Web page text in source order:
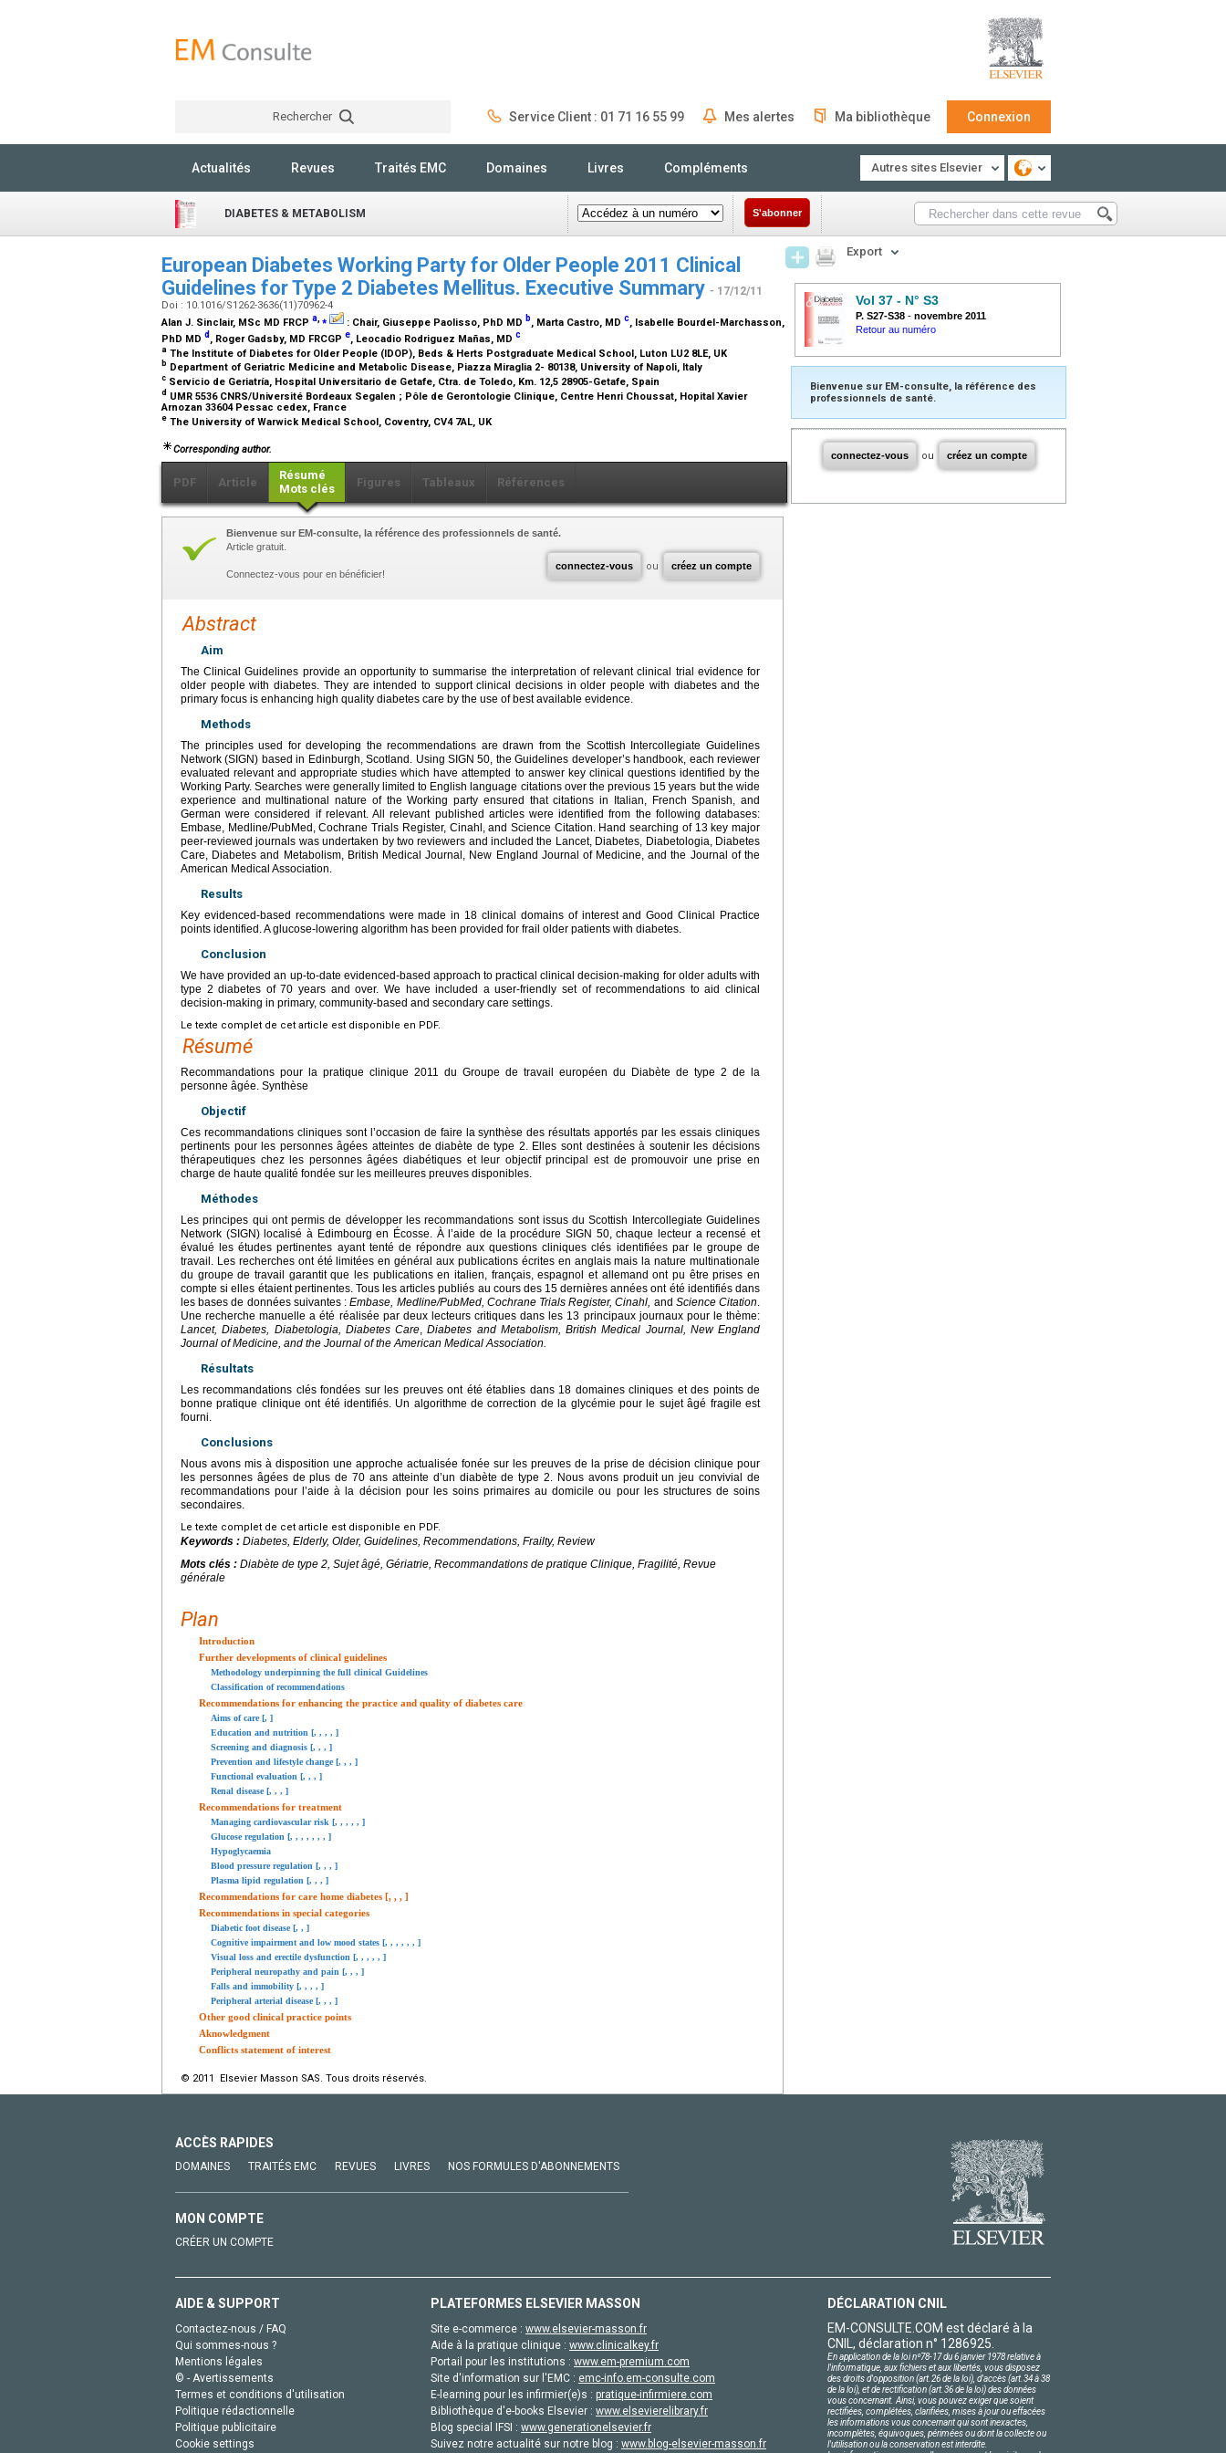
Rechercher Service Client : 01 71 16 55 99 Mes alertes Ma bibliothèque Connexion
Actualités Revues Traités EMC Domaines Livres Compléments Autres sites Elsevier
DIABETES & METABOLISM S'abonner
European Diabetes Working Party for Older People 2011 Clinical
Guidelines for Type 2 Diabetes Mellitus. Executive Summary - 17/12/11
Doi : 10.1016/S1262-3636(11)70962-4
Alan J. Sinclair, MSc MD FRCP a,⁎ : Chair, Giuseppe Paolisso, PhD MD b, Marta Castro, MD c, Isabelle Bourdel-Marchasson,
PhD MD d , Roger Gadsby, MD FRCGP e, Leocadio Rodriguez Mañas, MD c
a The Institute of Diabetes for Older People (IDOP), Beds & Herts Postgraduate Medical School, Luton LU2 8LE, UK
b Department of Geriatric Medicine and Metabolic Disease, Piazza Miraglia 2- 80138, University of Napoli, Italy
c Servicio de Geriatría, Hospital Universitario de Getafe, Ctra. de Toledo, Km. 12,5 28905-Getafe, Spain
d UMR 5536 CNRS/Université Bordeaux Segalen ; Pôle de Gerontologie Clinique, Centre Henri Choussat, Hopital Xavier
Arnozan 33604 Pessac cedex, France
e The University of Warwick Medical School, Coventry, CV4 7AL, UK
Corresponding author.
PDF Article
Résumé
Mots clés
Figures Tableaux Références
connectez-vous ou créez un compte
Bienvenue sur EM-consulte, la référence des professionnels de santé.
Article gratuit.
Connectez-vous pour en bénéficier!
Abstract
Aim
The Clinical Guidelines provide an opportunity to summarise the interpretation of relevant clinical trial evidence for
older people with diabetes. They are intended to support clinical decisions in older people with diabetes and the
primary focus is enhancing high quality diabetes care by the use of best available evidence.
Methods
The principles used for developing the recommendations are drawn from the Scottish Intercollegiate Guidelines
Network (SIGN) based in Edinburgh, Scotland. Using SIGN 50, the Guidelines developer’s handbook, each reviewer
evaluated relevant and appropriate studies which have attempted to answer key clinical questions identified by the
Working Party. Searches were generally limited to English language citations over the previous 15 years but the wide
experience and multinational nature of the Working party ensured that citations in Italian, French Spanish, and
German were considered if relevant. All relevant published articles were identified from the following databases:
Embase, Medline/PubMed, Cochrane Trials Register, Cinahl, and Science Citation. Hand searching of 13 key major
peer-reviewed journals was undertaken by two reviewers and included the Lancet, Diabetes, Diabetologia, Diabetes
Care, Diabetes and Metabolism, British Medical Journal, New England Journal of Medicine, and the Journal of the
American Medical Association.
Results
Key evidenced-based recommendations were made in 18 clinical domains of interest and Good Clinical Practice
points identified. A glucose-lowering algorithm has been provided for frail older patients with diabetes.
Conclusion
We have provided an up-to-date evidenced-based approach to practical clinical decision-making for older adults with
type 2 diabetes of 70 years and over. We have included a user-friendly set of recommendations to aid clinical
decision-making in primary, community-based and secondary care settings.
Le texte complet de cet article est disponible en PDF.
Résumé
Recommandations pour la pratique clinique 2011 du Groupe de travail européen du Diabète de type 2 de la
personne âgée. Synthèse
Objectif
Ces recommandations cliniques sont l’occasion de faire la synthèse des résultats apportés par les essais cliniques
pertinents pour les personnes âgées atteintes de diabète de type 2. Elles sont destinées à soutenir les décisions
thérapeutiques chez les personnes âgées diabétiques et leur objectif principal est de promouvoir une prise en
charge de haute qualité fondée sur les meilleures preuves disponibles.
Méthodes
Les principes qui ont permis de développer les recommandations sont issus du Scottish Intercollegiate Guidelines
Network (SIGN) localisé à Edimbourg en Écosse. À l’aide de la procédure SIGN 50, chaque lecteur a recensé et
évalué les études pertinentes ayant tenté de répondre aux questions cliniques clés identifiées par le groupe de
travail. Les recherches ont été limitées en général aux publications écrites en anglais mais la nature multinationale
du groupe de travail garantit que les publications en italien, français, espagnol et allemand ont pu être prises en
compte si elles étaient pertinentes. Tous les articles publiés au cours des 15 dernières années ont été identifiés dans
les bases de données suivantes :Embase, Medline/PubMed, Cochrane Trials Register, Cinahl, and Science Citation
Une recherche manuelle a été réalisée par deux lecteurs critiques dans les 13 principaux journaux pour le thème:
Lancet, Diabetes, Diabetologia, Diabetes Care ,Diabetes and Metabolism, British Medical Journal, New England
Journal of Medicine, and the Journal of the American Medical Association.
Résultats
Les recommandations clés fondées sur les preuves ont été établies dans 18 domaines cliniques et des points de
bonne pratique clinique ont été identifiés. Un algorithme de correction de la glycémie pour le sujet âgé fragile est
fourni.
Conclusions
Nous avons mis à disposition une approche actualisée fonée sur les preuves de la prise de décision clinique pour
les personnes âgées de plus de 70 ans atteinte d’un diabète de type 2. Nous avons produit un jeu convivial de
recommandations pour l’aide à la décision pour les soins primaires au domicile ou pour les structures de soins
secondaires.
Le texte complet de cet article est disponible en PDF.
Keywords : Diabetes, Elderly, Older, Guidelines, Recommendations, Frailty, Review
Mots clés : Diabète de type 2, Sujet âgé, Gériatrie, Recommandations de pratique Clinique, Fragilité, Revue
générale
Plan
Introduction
Further developments of clinical guidelines
Methodology underpinning the full clinical Guidelines
Classification of recommendations
Recommendations for enhancing the practice and quality of diabetes care
Aims of care [, ]
Education and nutrition [, , , , ]
Screening and diagnosis [, , , ]
Prevention and lifestyle change [, , , ]
Functional evaluation [, , , ]
Renal disease [, , , ]
Recommendations for treatment
Managing cardiovascular risk [, , , , , ]
Glucose regulation [, , , , , , , ]
Hypoglycaemia
Blood pressure regulation [, , , ]
Plasma lipid regulation [, , , ]
Recommendations for care home diabetes [, , , ]
Recommendations in special categories
Diabetic foot disease [, , ]
Cognitive impairment and low mood states [, , , , , , ]
Visual loss and erectile dysfunction [, , , , , ]
Peripheral neuropathy and pain [, , , ]
Falls and immobility [, , , , ]
Peripheral arterial disease [, , , ]
Other good clinical practice points
Aknowledgment
Conflicts statement of interest
© 2011 Elsevier Masson SAS. Tous droits réservés.
Export
Vol 37 - N° S3
P. S27-S38 - novembre 2011
Retour au numéro
Bienvenue sur EM-consulte, la référence des
professionnels de santé.
connectez-vous ou créez un compte
ACCÈS RAPIDES
DOMAINES TRAITÉS EMC REVUES LIVRES NOS FORMULES D'ABONNEMENTS
MON COMPTE
CRÉER UN COMPTE
AIDE & SUPPORT
Contactez-nous / FAQ
Qui sommes-nous ?
Mentions légales
© - Avertissements
Termes et conditions d'utilisation
Politique rédactionnelle
Politique publicitaire
Cookie settings
PLATEFORMES ELSEVIER MASSON
Site e-commerce : www.elsevier-masson.fr
Aide à la pratique clinique : www.clinicalkey.fr
Portail pour les institutions : www.em-premium.com
Site d'information sur l'EMC : emc-info.em-consulte.com
E-learning pour les infirmier(e)s : pratique-infirmiere.com
Bibliothèque d'e-books Elsevier : www.elsevierelibrary.fr
Blog special IFSI : www.generationelsevier.fr
Suivez notre actualité sur notre blog : www.blog-elsevier-masson.fr
DÉCLARATION CNIL
EM-CONSULTE.COM est déclaré à la
CNIL, déclaration n° 1286925.
En application de la loi nº78-17 du 6 janvier 1978 relative à
l'informatique, aux fichiers et aux libertés, vous disposez
des droits d'opposition (art.26 de la loi), d'accès (art.34 à 38
de la loi), et de rectification (art.36 de la loi) des données
vous concernant. Ainsi, vous pouvez exiger que soient
rectifiées, complétées, clarifiées, mises à jour ou effacées
les informations vous concernant qui sont inexactes,
incomplètes, équivoques, périmées ou dont la collecte ou
l'utilisation ou la conservation est interdite.